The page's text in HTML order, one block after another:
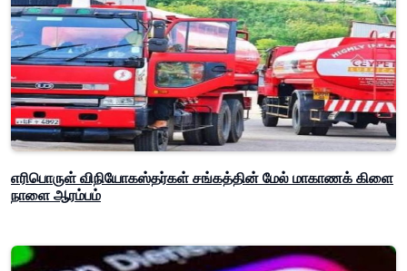
எரிபொருள் விநியோகஸ்தர்கள் சங்கத்தின் மேல் மாகாணக் கிளை
நாளை ஆரம்பம்